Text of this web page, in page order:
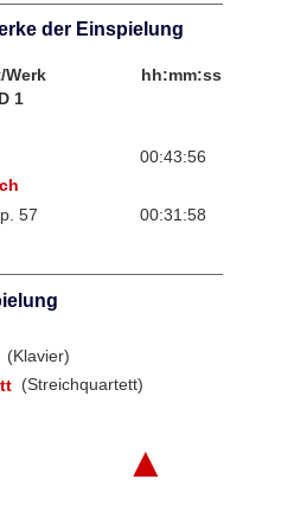
der Einspielung
Werk
hh:mm:ss
1
00:43:56
57 00:31:58
(Klavier)
(Streichquartett)
▲